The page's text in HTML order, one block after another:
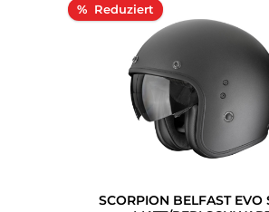
% Rabatt
SCORPION BELFAST EVO